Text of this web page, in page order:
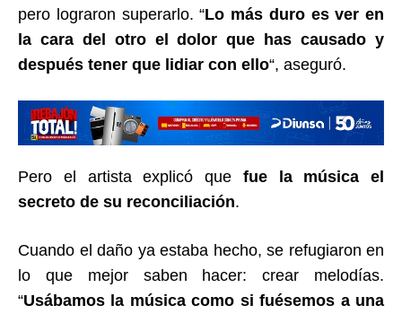
pero lograron superarlo. “Lo más duro es ver en
la cara del otro el dolor que has causado y
después tener que lidiar con ello“, aseguró.
Pero el artista explicó que fue la música el
secreto de su reconciliación.
Cuando el daño ya estaba hecho, se refugiaron en
lo que mejor saben hacer: crear melodías.
“Usábamos la música como si fuésemos a una